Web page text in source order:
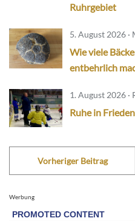
Ruhrgebiet
5. August 2026 ·
Wie viele
entbehrlich
1. August 2026 ·
Ruhe in
Vorheriger Beitrag
Werbung